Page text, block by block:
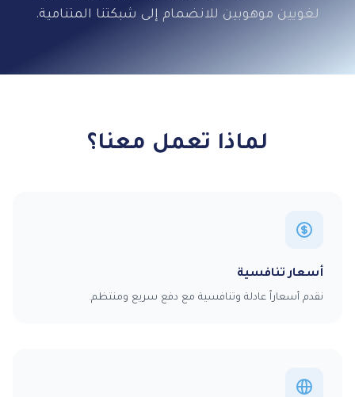
لغويين موهوبين للانضمام إلى شبكتنا المتنامية.
لماذا تعمل معنا؟
أسعار تنافسية
نقدم أسعاراً عادلة وتنافسية مع دفع سريع ومنتظم.